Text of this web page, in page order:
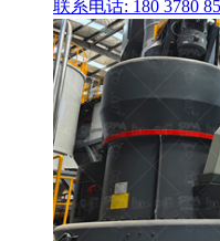
联系电话: 180 3780